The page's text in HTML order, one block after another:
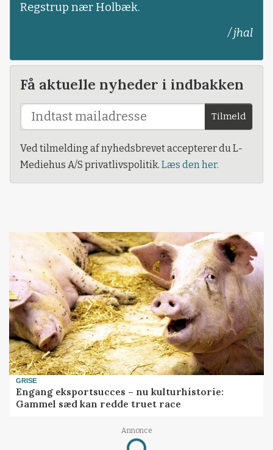
Regstrup nær Holbæk.
/ jhal
Få aktuelle nyheder i indbakken
Tilmeld
Ved tilmelding af nyhedsbrevet accepterer du L-
Mediehus A/S privatlivspolitik. Læs den her.
GRISE
Engang eksportsucces – nu kulturhistorie:
Gammel sæd kan redde truet race
Annonce